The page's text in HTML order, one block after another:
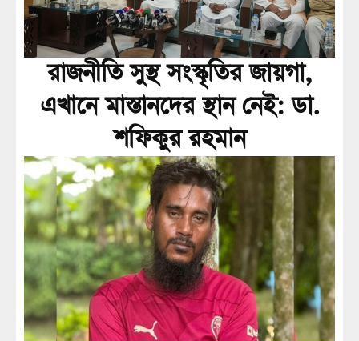
রাজনীতি সুস্থ সংস্কৃতির জায়গা,
এখানে মাস্তানদের স্থান নেই: ডা.
শফিকুর রহমান